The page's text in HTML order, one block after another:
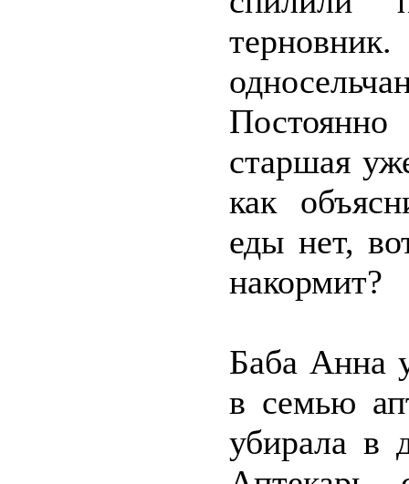
старшая
как
еды нет,
накормит?
Баба Анна
в семью
убирала в